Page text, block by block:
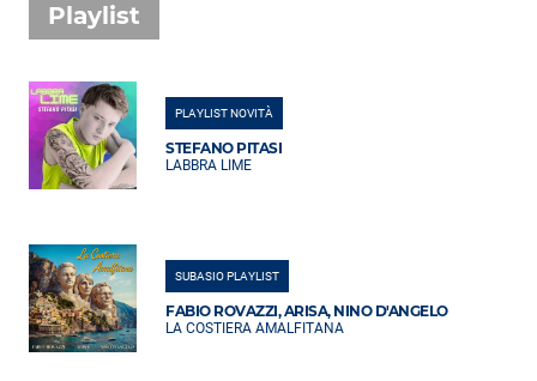
Playlist
PLAYLIST NOVITÀ
STEFANO PITASI
LABBRA LIME
SUBASIO PLAYLIST
FABIO ROVAZZI, ARISA, NINO D'ANGELO
LA COSTIERA AMALFITANA